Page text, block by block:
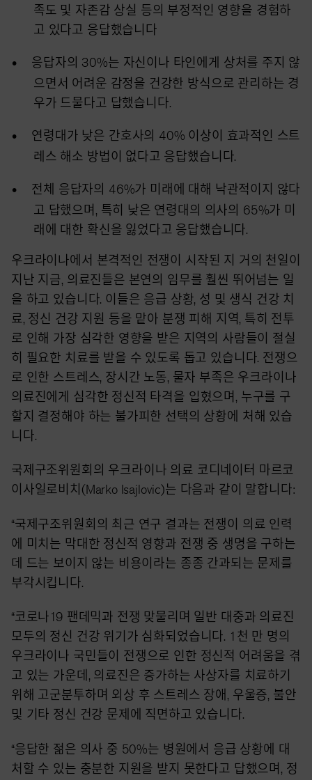
족도 및 자존감 상실 등의 부정적인 영향을 경험하
고 있다고 응답했습니다
응답자의 30%는 자신이나 타인에게 상처를 주지 않
으면서 어려운 감정을 건강한 방식으로 관리하는 경
우가 드물다고 답했습니다.
연령대가 낮은 간호사의 40% 이상이 효과적인 스트
레스 해소 방법이 없다고 응답했습니다.
전체 응답자의 46%가 미래에 대해 낙관적이지 않다
고 답했으며, 특히 낮은 연령대의 의사의 65%가 미
래에 대한 확신을 잃었다고 응답했습니다.
우크라이나에서 본격적인 전쟁이 시작된 지 거의 천일이
지난 지금, 의료진들은 본연의 임무를 훨씬 뛰어넘는 일
을 하고 있습니다. 이들은 응급 상황, 성 및 생식 건강 치
료, 정신 건강 지원 등을 맡아 분쟁 피해 지역, 특히 전투
로 인해 가장 심각한 영향을 받은 지역의 사람들이 절실
히 필요한 치료를 받을 수 있도록 돕고 있습니다. 전쟁으
로 인한 스트레스, 장시간 노동, 물자 부족은 우크라이나
의료진에게 심각한 정신적 타격을 입혔으며, 누구를 구
할지 결정해야 하는 불가피한 선택의 상황에 처해 있습
니다.
국제구조위원회의 우크라이나 의료 코디네이터 마르코
이사일로비치 (Marko Isajlovic)는 다음과 같이 말합니다:
“국제구조위원회의 최근 연구 결과는 전쟁이 의료 인력
에 미치는 막대한 정신적 영향과 전쟁 중 생명을 구하는
데 드는 보이지 않는 비용이라는 종종 간과되는 문제를
부각시킵니다.
“코로나19 팬데믹과 전쟁 맞물리며 일반 대중과 의료진
모두의 정신 건강 위기가 심화되었습니다. 1천 만 명의
우크라이나 국민들이 전쟁으로 인한 정신적 어려움을 겪
고 있는 가운데, 의료진은 증가하는 사상자를 치료하기
위해 고군분투하며 외상 후 스트레스 장애, 우울증, 불안
및 기타 정신 건강 문제에 직면하고 있습니다.
“응답한 젊은 의사 중 50%는 병원에서 응급 상황에 대
처할 수 있는 충분한 지원을 받지 못한다고 답했으며, 정